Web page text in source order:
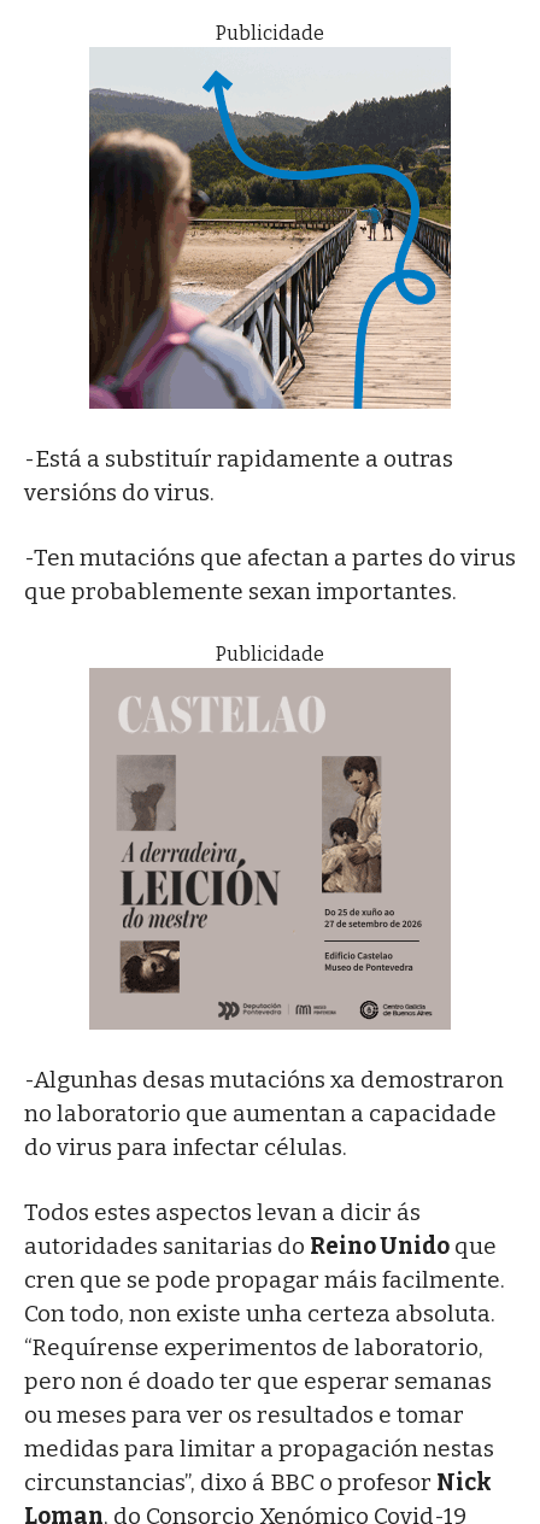
Publicidade
-Está a substituír rapidamente a outras
versións do virus.
-Ten mutacións que afectan a partes do virus
que probablemente sexan importantes.
Publicidade
-Algunhas desas mutacións xa demostraron
no laboratorio que aumentan a capacidade
do virus para infectar células.
Todos estes aspectos levan a dicir ás
autoridades sanitarias do Reino Unido que
cren que se pode propagar máis facilmente.
Con todo, non existe unha certeza absoluta.
“Requírense experimentos de laboratorio,
pero non é doado ter que esperar semanas
ou meses para ver os resultados e tomar
medidas para limitar a propagación nestas
circunstancias”, dixo á BBC o profesor Nick
Loman, do Consorcio Xenómico Covid-19